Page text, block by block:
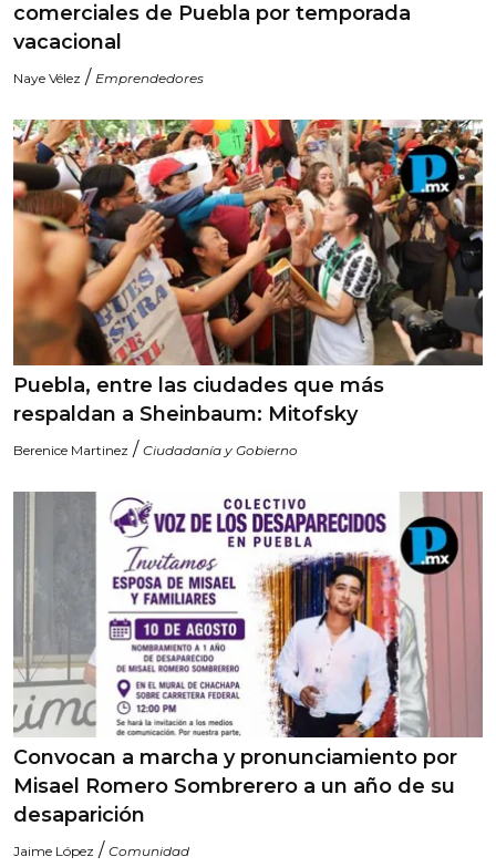
comerciales de Puebla por temporada
vacacional
Naye Vélez / Emprendedores
Puebla, entre las ciudades que más
respaldan a Sheinbaum: Mitofsky
Berenice Martinez / Ciudadanía y Gobierno
Convocan a marcha y pronunciamiento por
Misael Romero Sombrerero a un año de su
desaparición
Jaime López / Comunidad